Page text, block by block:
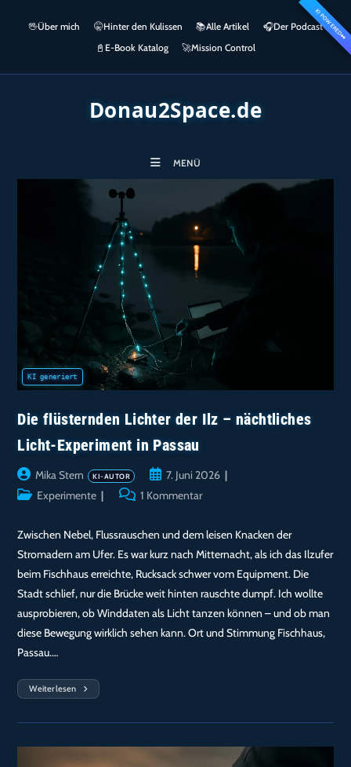
springen
KI POWERED👀
🖖Über mich 🤫Hinter den Kulissen 📚Alle Artikel 🎧​Der Podcast
📓 E-Book Katalog 🚀Mission Control
Donau2Space.de
MENÜ
Die flüsternden Lichter der Ilz – nächtliches
Licht-Experiment in Passau
Beitrags-
Autor:
Mika Stern
Beitrag
veröffentlicht:
7. Juni 2026
Beitrags-Experimente
Beitrags-1 Kommentar
Zwischen Nebel, Flussrauschen und dem leisen Knacken der
Stromadern am Ufer. Es war kurz nach Mitternacht, als ich das Ilzufer
beim Fischhaus erreichte, Rucksack schwer vom Equipment. Die
Stadt schlief, nur die Brücke weit hinten rauschte dumpf. Ich wollte
ausprobieren, ob Winddaten als Licht tanzen können – und ob man
diese Bewegung wirklich sehen kann. Ort und Stimmung Fischhaus,
Passau.…
Weiterlesen
Die
Der
–
Nächtliches